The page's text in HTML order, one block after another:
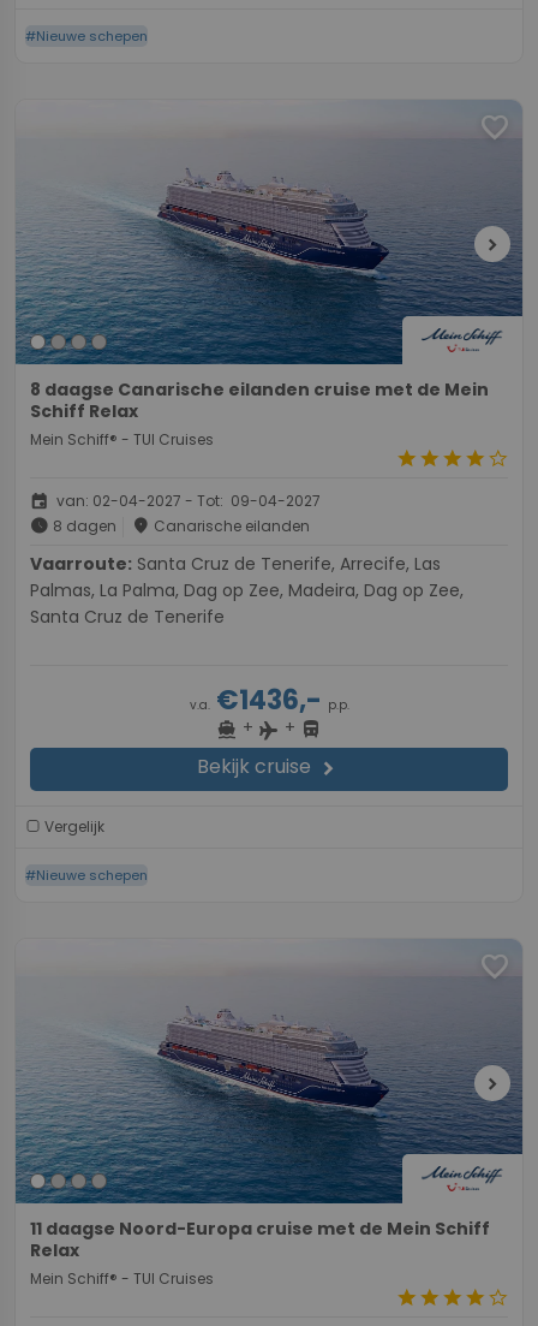
#Nieuwe schepen
favorite
chevron_right
8 daagse Canarische eilanden cruise met de Mein
Schiff Relax
Mein Schiff® - TUI Cruises
starstarstarstarstar_border
event van: 02-04-2027 - Tot: 09-04-2027
schedule 8 dagen place Canarische eilanden
Vaarroute:
Palmas, La Palma, Dag op Zee, Madeira, Dag op Zee,
Santa Cruz de Tenerife
v.a.€1436,- p.p.
directions_boat + flight + directions_bus
Bekijk cruise chevron_right
Vergelijk
#Nieuwe schepen
favorite
chevron_right
11 daagse Noord-Europa cruise met de Mein Schiff
Relax
Mein Schiff® - TUI Cruises
starstarstarstarstar_border